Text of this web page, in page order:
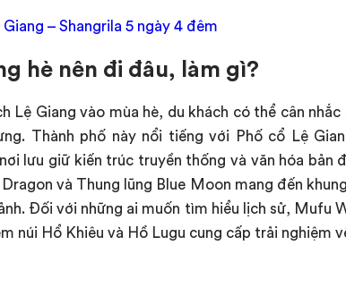
– Shangrila 5 ngày 4 đêm
hè nên đi đâu, làm gì?
Lệ Giang vào mùa hè, du khách có thể cân
Thành phố này nổi tiếng với Phố cổ Lệ
lưu giữ kiến trúc truyền thống và văn hóa bản
và Thung lũng Blue Moon mang đến
Đối với những ai muốn tìm hiểu lịch sử, Mufu
núi Hổ Khiêu và Hồ Lugu cung cấp trải nghiệm